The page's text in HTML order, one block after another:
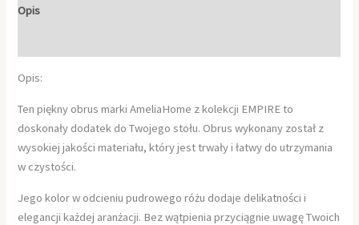
Opis
Opis:
Ten piękny obrus marki AmeliaHome z kolekcji EMPIRE to
doskonały dodatek do Twojego stołu. Obrus wykonany został z
wysokiej jakości materiału, który jest trwały i łatwy do utrzymania
w czystości.
Jego kolor w odcieniu pudrowego różu dodaje delikatności i
elegancji każdej aranżacji. Bez wątpienia przyciągnie uwagę Twoich